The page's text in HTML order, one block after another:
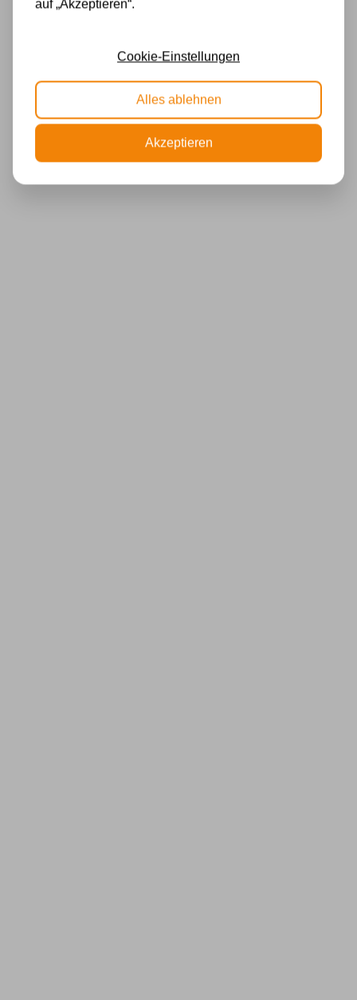
auf „Akzeptieren“.
Cookie-Einstellungen
Alles ablehnen
Akzeptieren